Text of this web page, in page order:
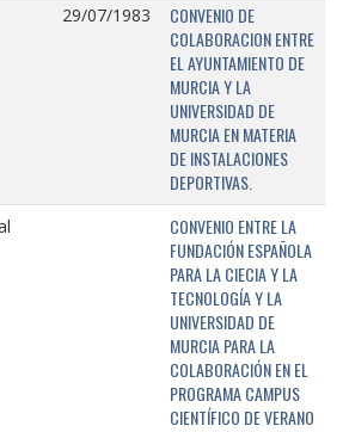
29/07/1983
CONVENIO DE
COLABORACION ENTRE
EL AYUNTAMIENTO DE
MURCIA Y LA
UNIVERSIDAD DE
MURCIA EN MATERIA
DE INSTALACIONES
DEPORTIVAS.
CONVENIO ENTRE LA
FUNDACIÓN ESPAÑOLA
PARA LA CIECIA Y LA
TECNOLOGÍA Y LA
UNIVERSIDAD DE
MURCIA PARA LA
COLABORACIÓN EN EL
PROGRAMA CAMPUS
CIENTÍFICO DE VERANO